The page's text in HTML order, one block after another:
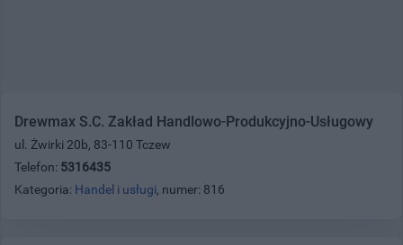
Drewmax S.C. Zakład Handlowo-Produkcyjno-Usługowy
ul. Żwirki 20b, 83-110 Tczew
Telefon: 5316435
Kategoria: Handel i usługi, numer: 816